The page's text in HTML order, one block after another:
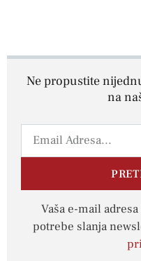
Ne propustite
na
Vaša e-mail
potrebe slanja